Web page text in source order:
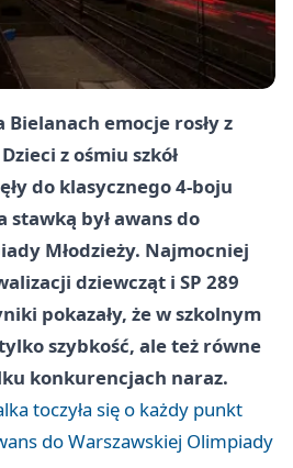
Bielanach emocje rosły z
z ośmiu szkół
do klasycznego 4-boju
był awans do
Młodzieży. Najmocniej
dziewcząt i SP 289
pokazały, że w szkolnym
szybkość, ale też równe
konkurencjach naraz.
toczyła się o każdy punkt
do Warszawskiej Olimpiady